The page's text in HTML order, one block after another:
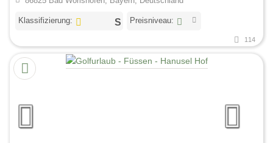
Klassifizierung: Preisniveau:
114